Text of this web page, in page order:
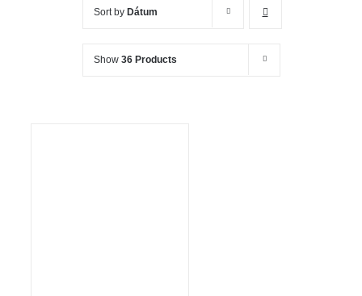
Sort by Dátum
Show 36 Products